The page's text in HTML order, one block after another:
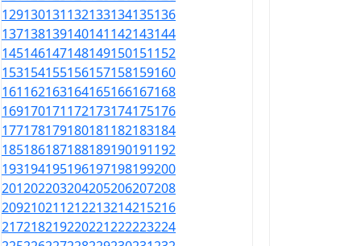
129130131132133134135136
137138139140141142143144
145146147148149150151152
153154155156157158159160
161162163164165166167168
169170171172173174175176
177178179180181182183184
185186187188189190191192
193194195196197198199200
201202203204205206207208
209210211212213214215216
217218219220221222223224